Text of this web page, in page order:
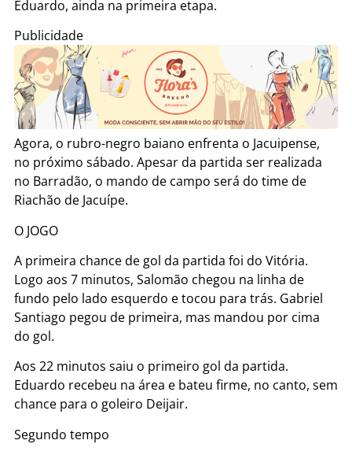
Eduardo, ainda na primeira etapa.
Publicidade
Agora, o rubro-negro baiano enfrenta o Jacuipense,
no próximo sábado. Apesar da partida ser realizada
no Barradão, o mando de campo será do time de
Riachão de Jacuípe.
O JOGO
A primeira chance de gol da partida foi do Vitória.
Logo aos 7 minutos, Salomão chegou na linha de
fundo pelo lado esquerdo e tocou para trás. Gabriel
Santiago pegou de primeira, mas mandou por cima
do gol.
Aos 22 minutos saiu o primeiro gol da partida.
Eduardo recebeu na área e bateu firme, no canto, sem
chance para o goleiro Deijair.
Segundo tempo